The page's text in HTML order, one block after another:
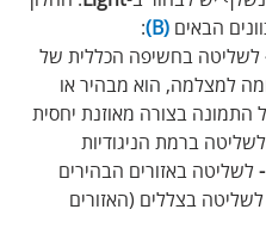
הבאים (B)
:
לשליטה בחשיפה הכללית של
למצלמה, הוא מבהיר או
התמונה בצורה מאוזנת יחסית
לשליטה ברמת הניגודיות
לשליטה באזורים הבהירים
לשליטה בצללים (האזורים